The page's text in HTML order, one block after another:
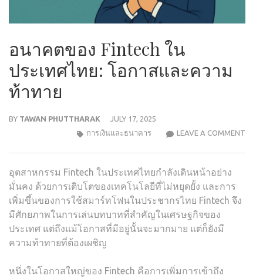
อนาคตของ Fintech ใน
ประเทศไทย: โอกาสและความ
ท้าทาย
BY TAWAN PHUTTHARAK
JULY 17, 2025
LEAVE A COMMENT
การเงินและธนาคาร
อุตสาหกรรม Fintech ในประเทศไทยกำลังเดินหน้าอย่าง
มั่นคง ด้วยการเติบโตของเทคโนโลยีที่ไม่หยุดยั้ง และการ
เพิ่มขึ้นของการใช้สมาร์ทโฟนในประชากรไทย Fintech จึง
มีศักยภาพในการเล่นบทบาทที่สำคัญในเศรษฐกิจของ
ประเทศ แต่ถึงแม้โอกาสที่มีอยู่นั้นจะมากมาย แต่ก็ยังมี
ความท้าทายที่ต้องเผชิญ
หนึ่งในโอกาสใหญ่ของ Fintech คือการเพิ่มการเข้าถึง